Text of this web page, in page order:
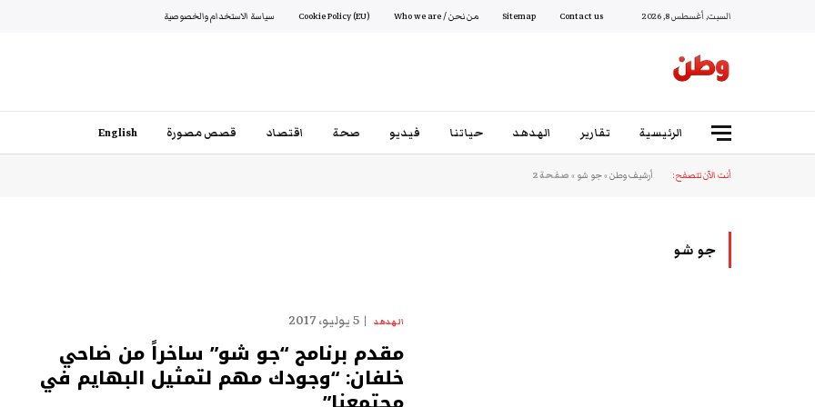
السبت, أغسطس 8, 2026 Contact us
Sitemap من نحن / Who we are Cookie Policy (EU) سياسة الاستخدام والخصوصية
الرئيسية تقارير الهدهد حياتنا فيديو صحة اقتصاد قصص مصورة English
أنت الآن تتصفح: أرشيف وطن»جو شو»صفحة 2
جو شو
الهدهد 5 يوليو، 2017
مقدم برنامج “جو شو” ساخراً من ضاحي
خلفان: “وجودك مهم لتمثيل البهايم في